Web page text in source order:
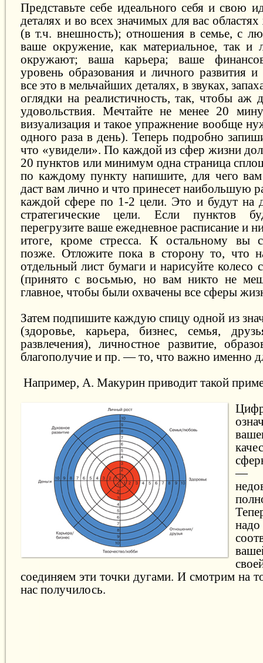
Представьте себе идеального себя и свою
деталях и во всех значимых для вас
(в т.ч. внешность); отношения в семье, с
ваше окружение, как материальное, так и
окружают; ваша карьера; ваше
уровень образования и личного развития и
все это в мельчайших деталях, в звуках,
оглядки на реалистичность, так, чтобы аж
удовольствия. Мечтайте не менее 20
визуализация и такое упражнение вообще
одного раза в день). Теперь подробно
что «увидели». По каждой из сфер жизни
20 пунктов или минимум одна страница
по каждому пункту напишите, для чего
даст вам лично и что принесет наибольшую
каждой сфере по 1-2 цели. Это и будут на
стратегические цели. Если пунктов
перегрузите ваше ежедневное расписание и
итоге, кроме стресса. К остальному вы
позже. Отложите пока в сторону то, что
отдельный лист бумаги и нарисуйте колесо
(принято с восьмью, но вам никто не
главное, чтобы были охвачены все сферы
Затем подпишите каждую спицу одной из
(здоровье, карьера, бизнес, семья,
развлечения), личностное развитие,
благополучие и пр. — то, что важно именно
Например, А. Макурин приводит такой
—
соединяем эти точки дугами. И смотрим на
нас получилось.